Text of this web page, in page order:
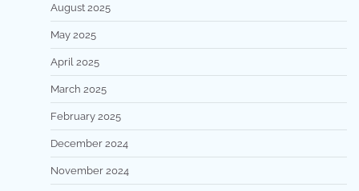
August 2025
May 2025
April 2025
March 2025
February 2025
December 2024
November 2024